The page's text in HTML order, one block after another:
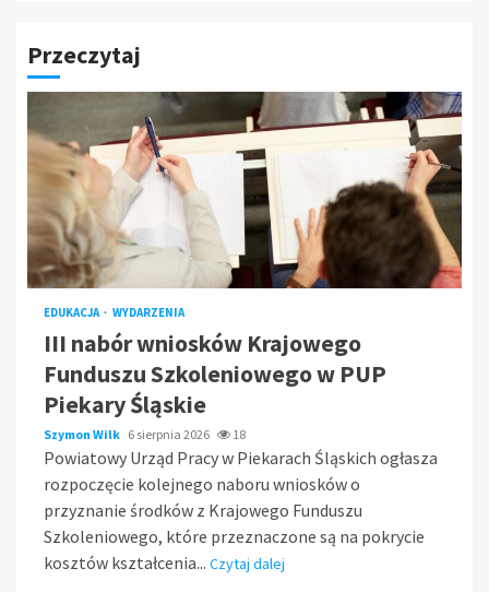
Przeczytaj
EDUKACJA WYDARZENIA
III nabór wniosków Krajowego
Funduszu Szkoleniowego w PUP
Piekary Śląskie
Szymon Wilk 6 sierpnia 2026 18
Powiatowy Urząd Pracy w Piekarach Śląskich ogłasza
rozpoczęcie kolejnego naboru wniosków o
przyznanie środków z Krajowego Funduszu
Szkoleniowego, które przeznaczone są na pokrycie
kosztów kształcenia... Czytaj dalej